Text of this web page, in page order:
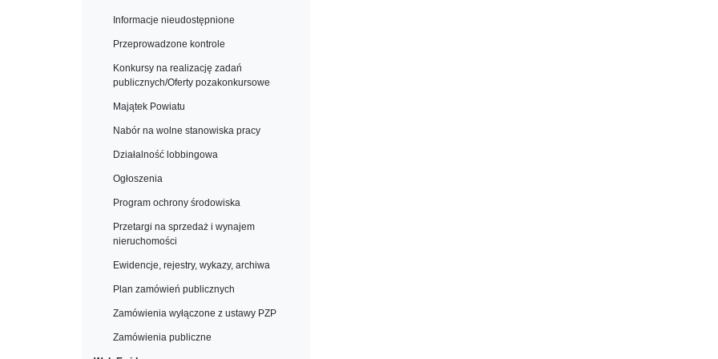
Informacje nieudostępnione
Przeprowadzone kontrole
Konkursy na realizację zadań
publicznych/Oferty pozakonkursowe
Majątek Powiatu
Nabór na wolne stanowiska pracy
Działalność lobbingowa
Ogłoszenia
Program ochrony środowiska
Przetargi na sprzedaż i wynajem
nieruchomości
Ewidencje, rejestry, wykazy, archiwa
Plan zamówień publicznych
Zamówienia wyłączone z ustawy PZP
Zamówienia publiczne